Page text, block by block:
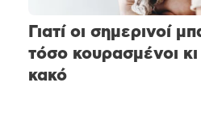
Γιατί οι σημερινοί
τόσο κουρασμένοι κι
κακό